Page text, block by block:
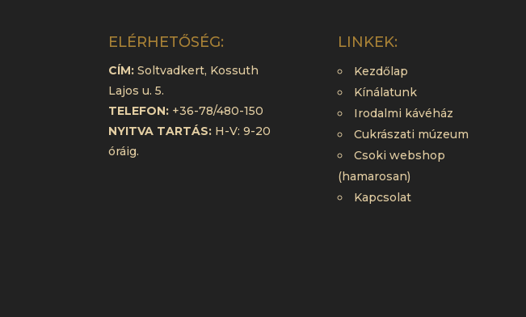
ELÉRHETŐSÉG:
CÍM: Soltvadkert, Kossuth
Lajos u. 5.
TELEFON: +36-78/480-150
NYITVA TARTÁS: H-V: 9-20
óráig.
LINKEK:
Kezdőlap
Kínálatunk
Irodalmi kávéház
Cukrászati múzeum
Csoki webshop
(hamarosan)
Kapcsolat